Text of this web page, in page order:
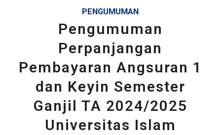
PENGUMUMAN
Pengumuman
Perpanjangan
Pembayaran Angsuran 1
dan Keyin Semester
Ganjil TA 2024/2025
Universitas Islam